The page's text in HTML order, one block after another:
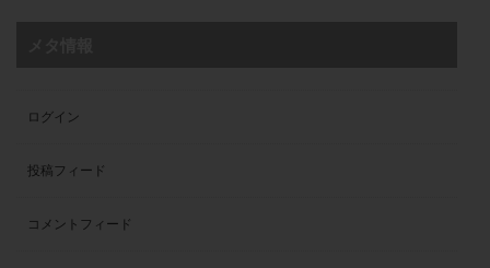
ログイン
投稿フィード
コメントフィード